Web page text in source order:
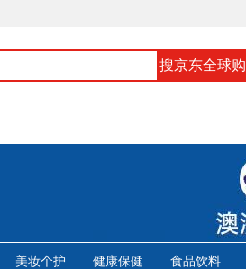
搜京东全球购
美妆个护 健康保健 食品饮料